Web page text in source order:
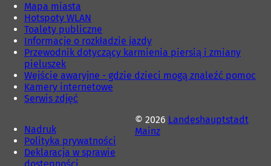
Mapa miasta
Hotspoty WLAN
Toalety publiczne
Informacje o rozkładzie jazdy
Przewodnik dotyczący karmienia piersią i zmiany
pieluszek
Wejście awaryjne - gdzie dzieci mogą znaleźć pomoc
Kamery internetowe
Serwis zdjęć
Nadruk
Polityka prywatności
Deklaracja w sprawie
© 2026 Landeshauptstadt
Mainz